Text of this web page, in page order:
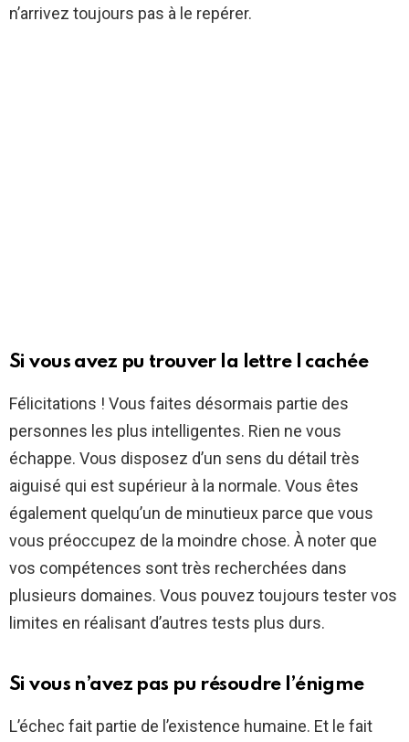
n’arrivez toujours pas à le repérer.
Si vous avez pu trouver la lettre I cachée
Félicitations ! Vous faites désormais partie des
personnes les plus intelligentes. Rien ne vous
échappe. Vous disposez d’un sens du détail très
aiguisé qui est supérieur à la normale. Vous êtes
également quelqu’un de minutieux parce que vous
vous préoccupez de la moindre chose. À noter que
vos compétences sont très recherchées dans
plusieurs domaines. Vous pouvez toujours tester vos
limites en réalisant d’autres tests plus durs.
Si vous n’avez pas pu résoudre l’énigme
L’échec fait partie de l’existence humaine. Et le fait